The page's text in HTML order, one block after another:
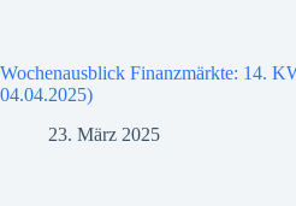
Wochenausblick Finanzmärkte: 14.
04.04.2025)
23. März 2025